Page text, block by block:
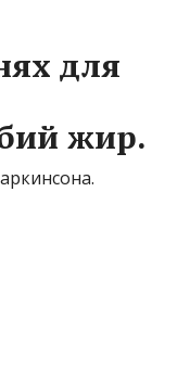
для
жир.